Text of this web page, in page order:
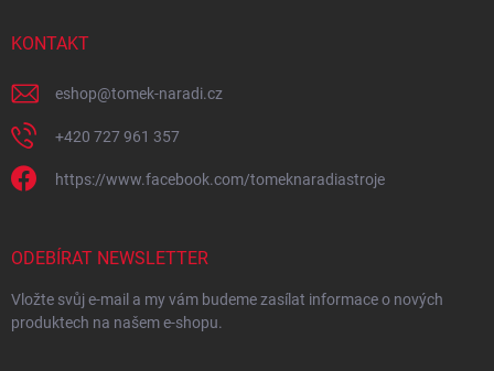
KONTAKT
eshop@tomek-naradi.cz
+420 727 961 357
https://www.facebook.com/tomeknaradiastroje
ODEBÍRAT NEWSLETTER
Vložte svůj e-mail a my vám budeme zasílat informace o nových
produktech na našem e-shopu.